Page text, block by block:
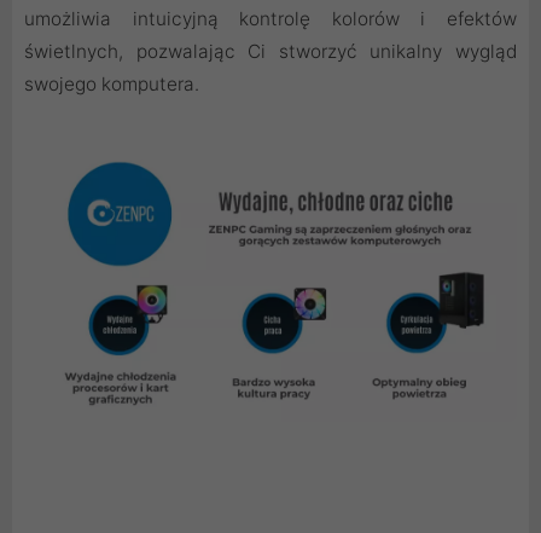
umożliwia intuicyjną kontrolę kolorów i efektów
świetlnych, pozwalając Ci stworzyć unikalny wygląd
swojego komputera.